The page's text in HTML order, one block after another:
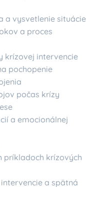
a vysvetlenie situácie
a proces
krízovej intervencie
pochopenie
počas krízy
a emocionálnej
príkladoch krízových
a spätná